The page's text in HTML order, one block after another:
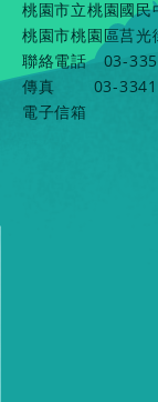
桃園市立桃園國民
桃園市桃園區莒光
聯絡電話
03-
傳真
03-
電子信箱